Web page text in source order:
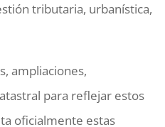
tributaria, urbanística,
ampliaciones,
para reflejar estos
oficialmente estas